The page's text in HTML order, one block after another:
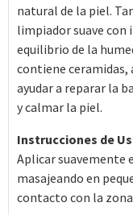
natural de la piel.
limpiador suave con
equilibrio de la
contiene ceramidas,
ayudar a reparar la
y calmar la piel.
Instrucciones de
Aplicar suavemente
masajeando en
contacto con la